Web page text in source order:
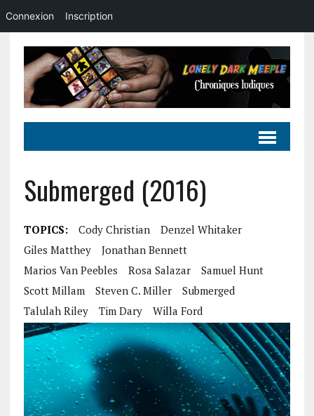
Submerged (2016)
TOPICS: Cody Christian
Denzel Whitaker
Giles Matthey
Jonathan Bennett
Marios Van Peebles
Rosa Salazar
Samuel Hunt
Scott Millam
Steven C. Miller
Submerged
Talulah Riley
Tim Dary Willa Ford
Connexion Inscription